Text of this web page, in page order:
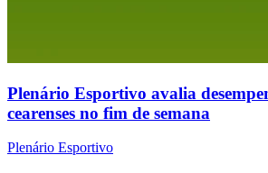
Plenário Esportivo avalia
cearenses no fim de semana
Plenário Esportivo